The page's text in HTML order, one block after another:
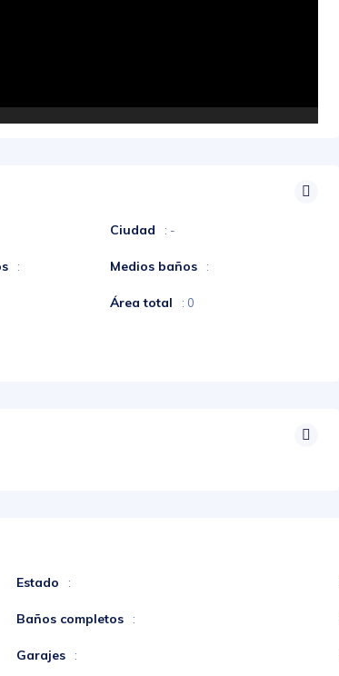
Ciudad : -
: Medios baños :
Área total : 0
Estado :
Baños completos :
Garajes :